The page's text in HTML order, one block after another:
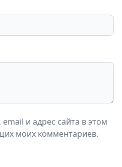
и адрес сайта в этом
моих комментариев.